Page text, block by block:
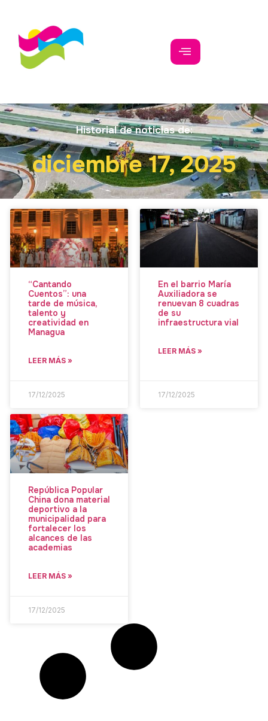
Historial de noticias de:
diciembre 17, 2025
“Cantando
Cuentos”: una
tarde de música,
talento y
creatividad en
Managua
LEER MÁS »
17/12/2025
En el barrio María
Auxiliadora se
renuevan 8 cuadras
de su
infraestructura vial
LEER MÁS »
17/12/2025
República Popular
China dona material
deportivo a la
municipalidad para
fortalecer los
alcances de las
academias
LEER MÁS »
17/12/2025